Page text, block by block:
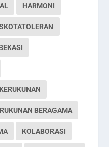
HARMONI
KERUKUNAN
BERAGAMA
KOLABORASI